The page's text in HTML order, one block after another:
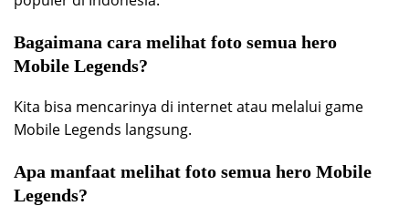
Bagaimana cara melihat foto semua hero
Mobile Legends?
Kita bisa mencarinya di internet atau melalui game
Mobile Legends langsung.
Apa manfaat melihat foto semua hero Mobile
Legends?